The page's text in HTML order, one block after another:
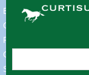
ENVIOS
GRATIS
POR
COMPRAS
SUPERIORES